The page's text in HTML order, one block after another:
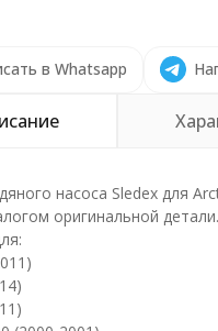
в Whatsapp
насоса Sledex для
оригинальной детали.